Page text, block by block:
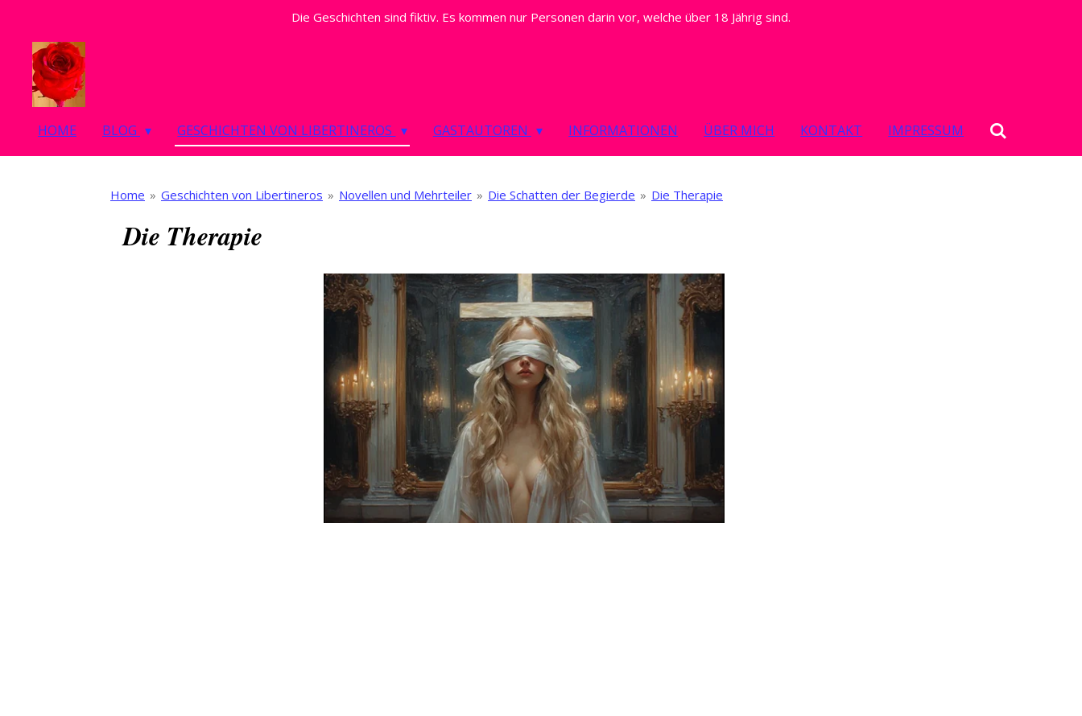
Hauptinhalt
springen
Die Geschichten sind fiktiv. Es kommen nur Personen darin vor, welche über 18 Jährig sind.
HOME BLOG GESCHICHTEN VON LIBERTINEROS GASTAUTOREN INFORMATIONEN ÜBER MICH KONTAKT IMPRESSUM
Home » Geschichten von Libertineros » Novellen und Mehrteiler » Die Schatten der Begierde » Die Therapie
Die Therapie